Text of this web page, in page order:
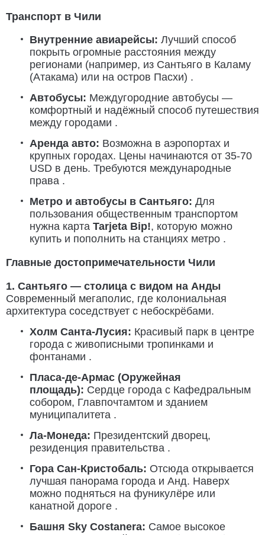
Транспорт в Чили
Внутренние авиарейсы: Лучший способ
покрыть огромные расстояния между
регионами (например, из Сантьяго в Каламу
(Атакама) или на остров Пасхи) .
Автобусы: Междугородние автобусы —
комфортный и надёжный способ путешествия
между городами .
Аренда авто: Возможна в аэропортах и
крупных городах. Цены начинаются от 35-70
USD в день. Требуются международные
права .
Метро и автобусы в Сантьяго: Для
пользования общественным транспортом
нужна карта Tarjeta Bip!, которую можно
купить и пополнить на станциях метро .
Главные достопримечательности Чили
1. Сантьяго — столица с видом на Анды
Современный мегаполис, где колониальная
архитектура соседствует с небоскрёбами.
Холм Санта-Лусия: Красивый парк в центре
города с живописными тропинками и
фонтанами .
Пласа-де-Армас (Оружейная
площадь): Сердце города с Кафедральным
собором, Главпочтамтом и зданием
муниципалитета .
Ла-Монеда: Президентский дворец,
резиденция правительства .
Гора Сан-Кристобаль: Отсюда открывается
лучшая панорама города и Анд. Наверх
можно подняться на фуникулёре или
канатной дороге .
Башня Sky Costanera: Самое высокое